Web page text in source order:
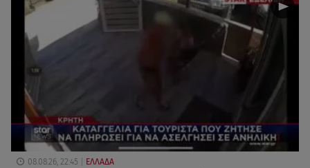
08.08.26, 22:45 ΕΛΛΑΔΑ